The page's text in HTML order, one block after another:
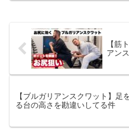
【筋
アン
【ブルガリアンスクワット】足
る台の高さを勘違いしてる件